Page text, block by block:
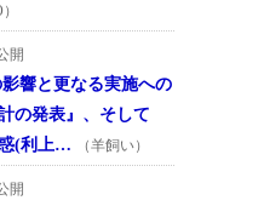
開
響と更なる実施への
の発表』、そして
惑(利上…
（羊飼い）
開